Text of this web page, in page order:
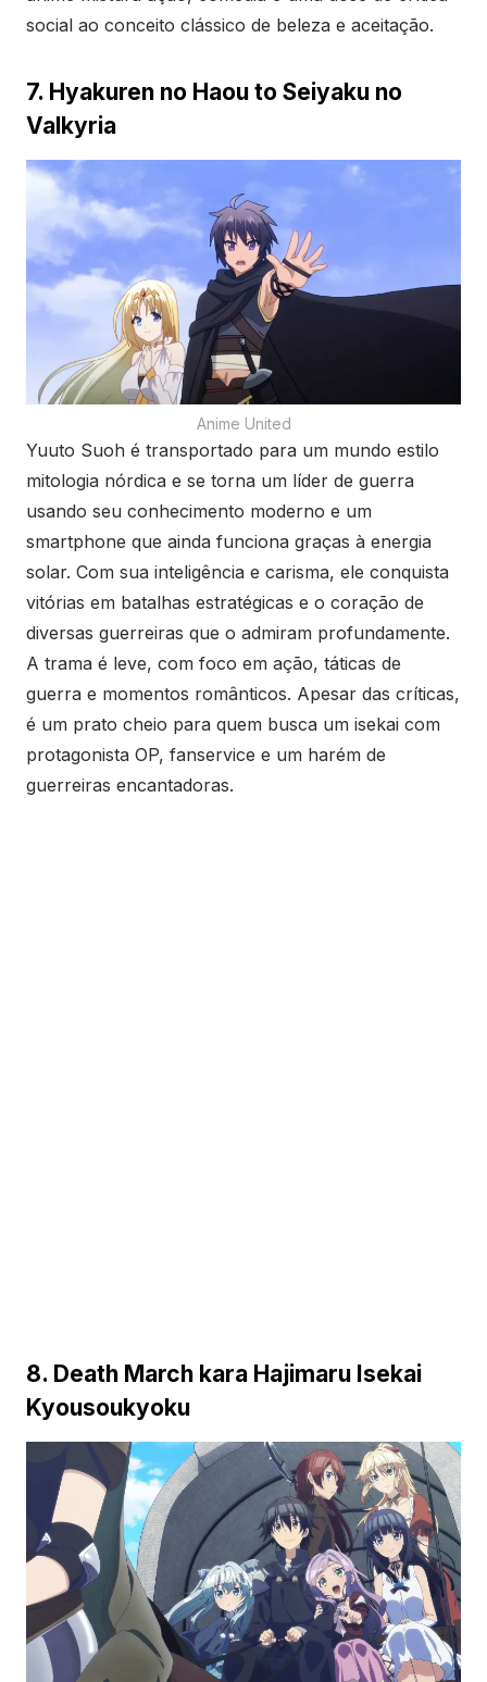
social ao conceito clássico de beleza e aceitação.
7. Hyakuren no Haou to Seiyaku no
Valkyria
Anime United
Yuuto Suoh é transportado para um mundo estilo
mitologia nórdica e se torna um líder de guerra
usando seu conhecimento moderno e um
smartphone que ainda funciona graças à energia
solar. Com sua inteligência e carisma, ele conquista
vitórias em batalhas estratégicas e o coração de
diversas guerreiras que o admiram profundamente.
A trama é leve, com foco em ação, táticas de
guerra e momentos românticos. Apesar das críticas,
é um prato cheio para quem busca um isekai com
protagonista OP, fanservice e um harém de
guerreiras encantadoras.
8. Death March kara Hajimaru Isekai
Kyousoukyoku